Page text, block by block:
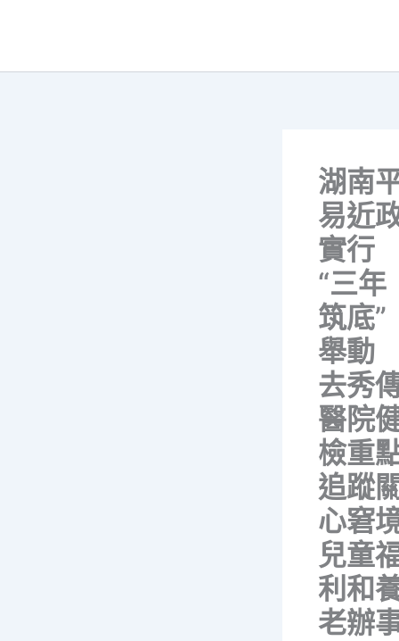
湖南
易近
實行
“三年
筑底”
舉動
去秀
醫院
檢重
追蹤關
心窘
兒童
利和
老辦